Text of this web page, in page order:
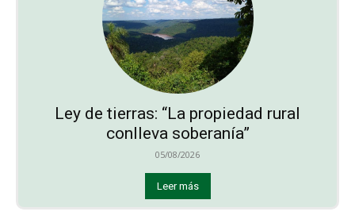
Ley de tierras: “La propiedad rural
conlleva soberanía”
05/08/2026
Leer más